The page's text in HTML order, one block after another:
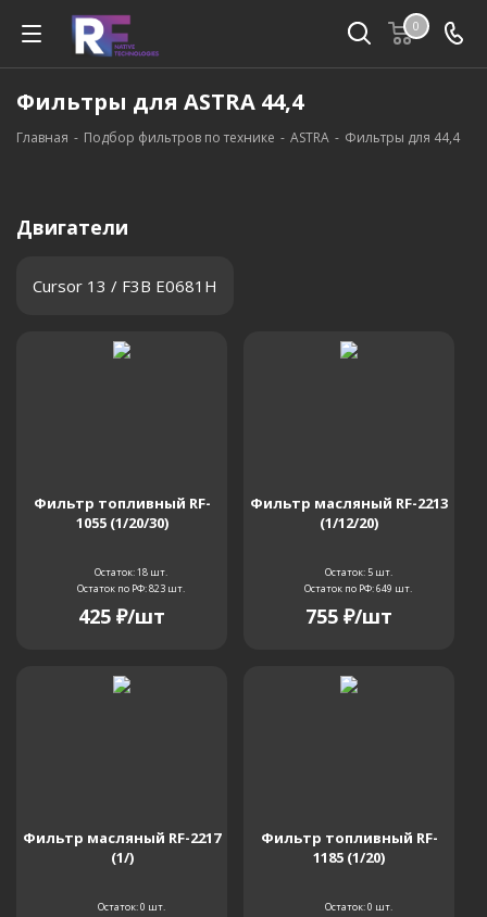
0
Фильтры для ASTRA 44,4
Главная - Подбор фильтров по технике - ASTRA - Фильтры для 44,4
Двигатели
Cursor 13 / F3B E0681H
Фильтр топливный RF-
1055 (1/20/30)
Остаток: 18 шт.
Остаток по РФ: 823 шт.
425 ₽/шт
Фильтр масляный RF-2213
(1/12/20)
Остаток: 5шт.
Остаток по РФ: 649 шт.
755 ₽/шт
Фильтр масляный RF-2217
(1/)
Остаток: 0 шт.
Фильтр топливный RF-
1185 (1/20)
Остаток: 0 шт.